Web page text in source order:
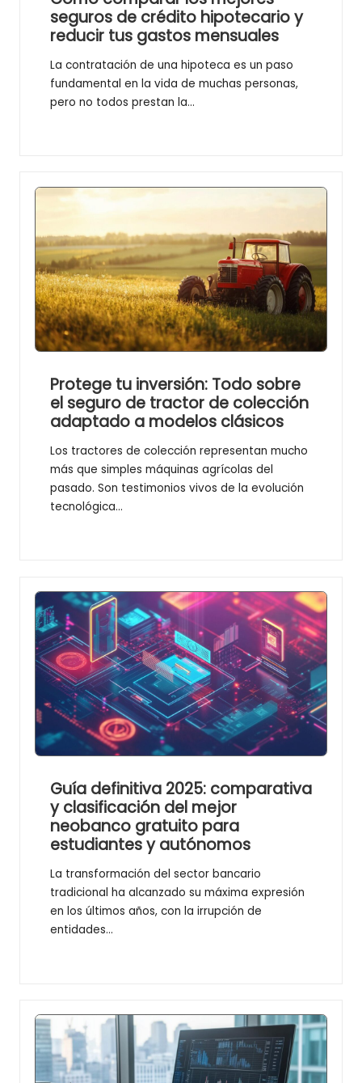
seguros de crédito hipotecario y
reducir tus gastos mensuales
La contratación de una hipoteca es un paso
fundamental en la vida de muchas personas,
pero no todos prestan la…
Protege tu inversión: Todo sobre
el seguro de tractor de colección
adaptado a modelos clásicos
Los tractores de colección representan mucho
más que simples máquinas agrícolas del
pasado. Son testimonios vivos de la evolución
tecnológica…
Guía definitiva 2025: comparativa
y clasificación del mejor
neobanco gratuito para
estudiantes y autónomos
La transformación del sector bancario
tradicional ha alcanzado su máxima expresión
en los últimos años, con la irrupción de
entidades…